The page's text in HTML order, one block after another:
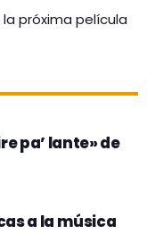
próxima película
pa’ lante» de
a la música